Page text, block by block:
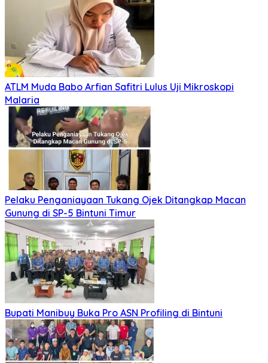
ATLM Muda Babo Arfian Safitri Lulus Uji Mikroskopi
Malaria
Pelaku Penganiayaan Tukang Ojek Ditangkap Macan
Gunung di SP-5 Bintuni Timur
Bupati Manibuy Buka Pro ASN Profiling di Bintuni